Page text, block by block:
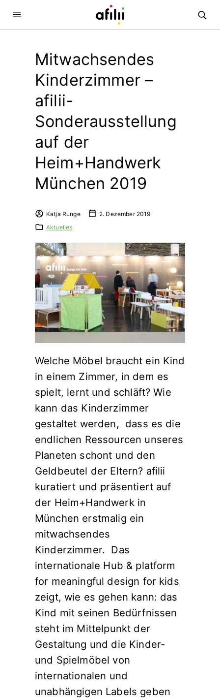
Mitwachsendes
Kinderzimmer –
afilii-
Sonderausstellung
auf der
Heim+Handwerk
München 2019
Katja Runge
2. Dezember 2019
Aktuelles
Welche Möbel braucht ein Kind
in einem Zimmer, in dem es
spielt, lernt und schläft? Wie
kann das Kinderzimmer
gestaltet werden, dass es die
endlichen Ressourcen unseres
Planeten schont und den
Geldbeutel der Eltern? afilii
kuratiert und präsentiert auf
der Heim+Handwerk in
München erstmalig ein
mitwachsendes
Kinderzimmer. Das
internationale Hub & platform
for meaningful design for kids
zeigt, wie es gehen kann: das
Kind mit seinen Bedürfnissen
steht im Mittelpunkt der
Gestaltung und die Kinder-
und Spielmöbel von
internationalen und
unabhängigen Labels geben